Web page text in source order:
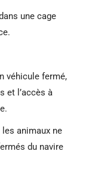
une cage
véhicule fermé,
et l’accès à
animaux ne
du navire